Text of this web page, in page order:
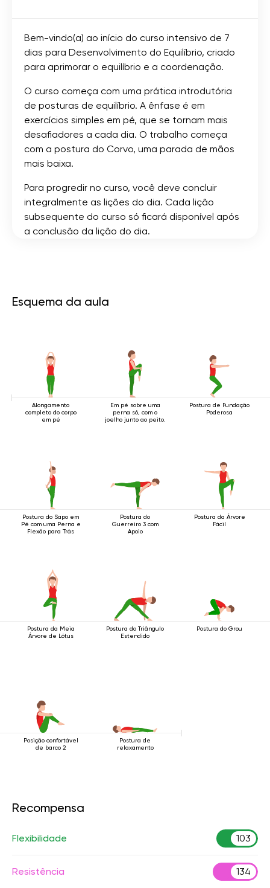
Bem-vindo(a) ao início do curso intensivo de 7
dias para Desenvolvimento do Equilíbrio, criado
para aprimorar o equilíbrio e a coordenação.
O curso começa com uma prática introdutória
de posturas de equilíbrio. A ênfase é em
exercícios simples em pé, que se tornam mais
desafiadores a cada dia. O trabalho começa
com a postura do Corvo, uma parada de mãos
mais baixa.
Para progredir no curso, você deve concluir
integralmente as lições do dia. Cada lição
subsequente do curso só ficará disponível após
a conclusão da lição do dia.
Esquema da aula
Alongamento
completo do corpo
em pé
Em pé sobre uma
perna só, com o
joelho junto ao peito.
Postura de Fundação
Poderosa
Postura do Sapo em
Pé com uma Perna e
Flexão para Trás
Postura do
Guerreiro 3 com
Apoio
Postura da Árvore
Fácil
Postura da Meia
Árvore de Lótus
Postura do Triângulo
Estendido
Postura do Grou
Posição confortável
de barco 2
Postura de
relaxamento
Recompensa
Flexibilidade 103
Resistência 134